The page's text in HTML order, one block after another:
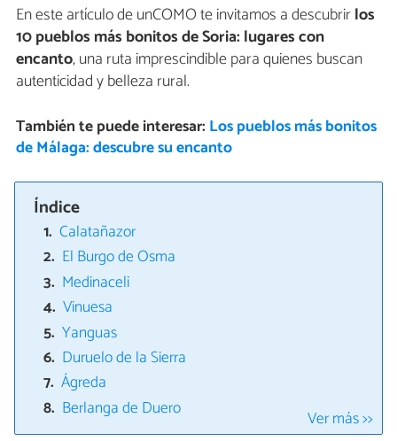
En este artículo de unCOMO te invitamos a descubrirlos
10 pueblos más bonitos de Soria: lugares con
encanto, una ruta imprescindible para quienes buscan
autenticidad y belleza rural.
También te puede interesar: Los pueblos más bonitos
de Málaga: descubre su encanto
Índice
Calatañazor
El Burgo de Osma
Medinaceli
Vinuesa
Yanguas
Duruelo de la Sierra
Ágreda
Berlanga de Duero
Ver más >>